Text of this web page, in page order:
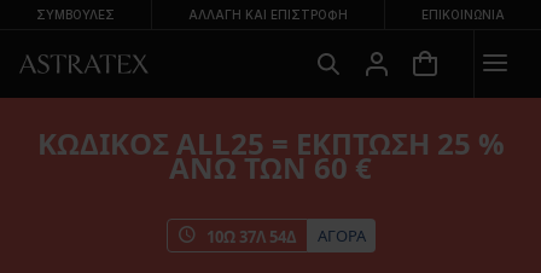
ΣΥΜΒΟΥΛΕΣ ΑΛΛΑΓΉ ΚΑΙ ΕΠΙΣΤΡΟΦΉ ΕΠΙΚΟΙΝΩΝΊΑ
ΚΩΔΙΚΟΣ ALL25 = ΕΚΠΤΩΣΗ 25 %
ΑΝΩ ΤΩΝ 60 €
10Ω 37Λ 53Δ ΑΓΟΡΑ